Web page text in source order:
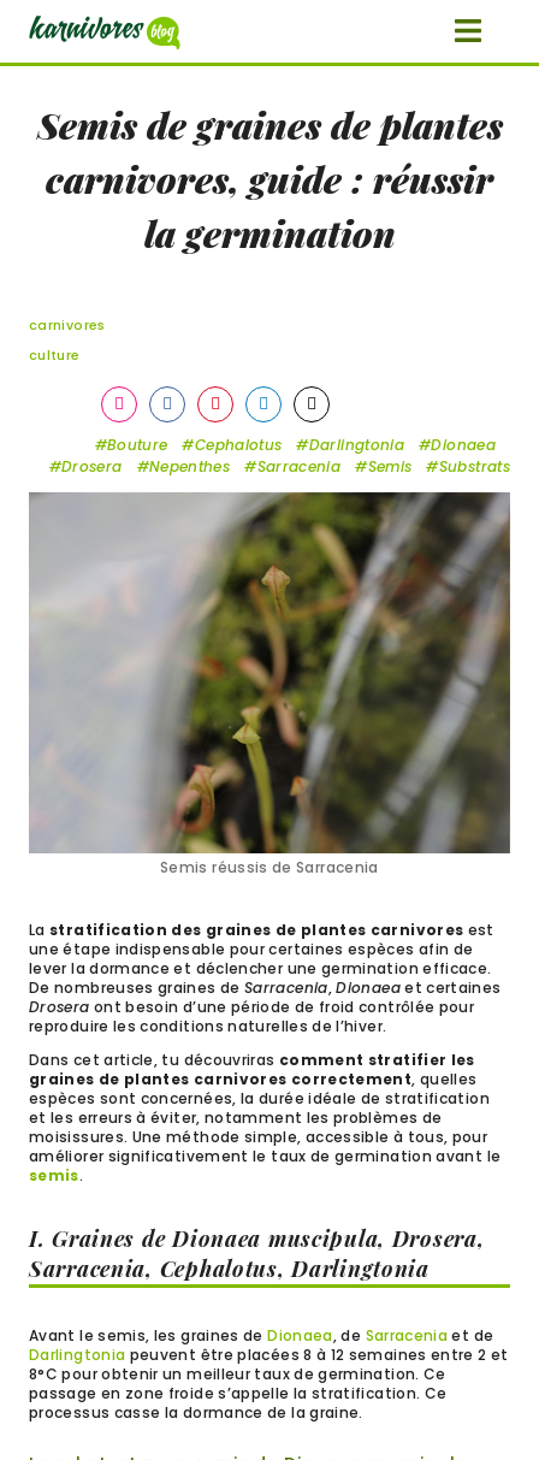
Semis de graines de plantes
carnivores, guide : réussir
la germination
carnivores
culture
Share
on
Instagram
Share
on
Facebook
Share
on
Pinterest
Share
on
LinkedIn
Share
on
Twitter
Bouture Cephalotus Darlingtonia
Dionaea
Drosera
Nepenthes Sarracenia Semis Substrats
Semis réussis de Sarracenia
La stratification des graines de plantes carnivores est
une étape indispensable pour certaines espèces afin de
lever la dormance et déclencher une germination efficace.
De nombreuses graines de Sarracenia,Dionaeaet certaines
Drosera ont besoin d’une période de froid contrôlée pour
reproduire les conditions naturelles de l’hiver.
Dans cet article, tu découvriras comment stratifier les
graines de plantes carnivores correctement, quelles
espèces sont concernées, la durée idéale de stratification
et les erreurs à éviter, notamment les problèmes de
moisissures. Une méthode simple, accessible à tous, pour
améliorer significativement le taux de germination avant le
semis.
I. Graines de Dionaea muscipula, Drosera,
Sarracenia, Cephalotus, Darlingtonia
Avant le semis, les graines deDionaea, de Sarraceniaet de
Darlingtonia peuvent être placées 8 à 12 semaines entre 2 et
8°C pour obtenir un meilleur taux de germination. Ce
passage en zone froide s’appelle la stratification. Ce
processus casse la dormance de la graine.